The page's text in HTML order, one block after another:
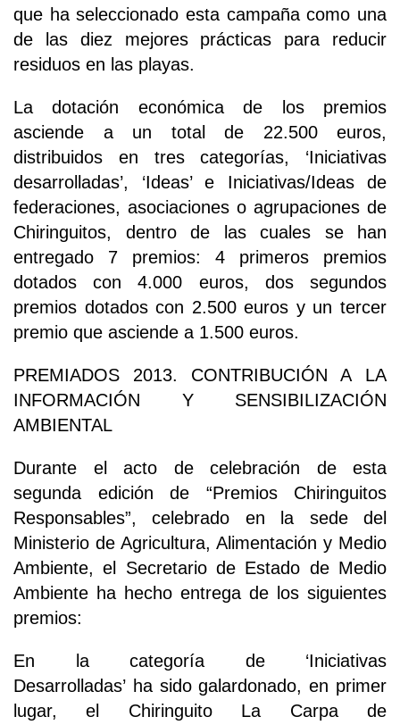
que ha seleccionado esta campaña como una
de las diez mejores prácticas para reducir
residuos en las playas.
La dotación económica de los premios
asciende a un total de 22.500 euros,
distribuidos en tres categorías, ‘Iniciativas
desarrolladas’, ‘Ideas’ e Iniciativas/Ideas de
federaciones, asociaciones o agrupaciones de
Chiringuitos, dentro de las cuales se han
entregado 7 premios: 4 primeros premios
dotados con 4.000 euros, dos segundos
premios dotados con 2.500 euros y un tercer
premio que asciende a 1.500 euros.
PREMIADOS 2013. CONTRIBUCIÓN A LA
INFORMACIÓN Y SENSIBILIZACIÓN
AMBIENTAL
Durante el acto de celebración de esta
segunda edición de “Premios Chiringuitos
Responsables”, celebrado en la sede del
Ministerio de Agricultura, Alimentación y Medio
Ambiente, el Secretario de Estado de Medio
Ambiente ha hecho entrega de los siguientes
premios:
En la categoría de ‘Iniciativas
Desarrolladas’ ha sido galardonado, en primer
lugar, el Chiringuito La Carpa de